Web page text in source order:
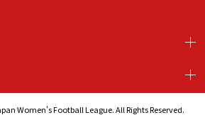
Women's Football League. All Rights Reserved.